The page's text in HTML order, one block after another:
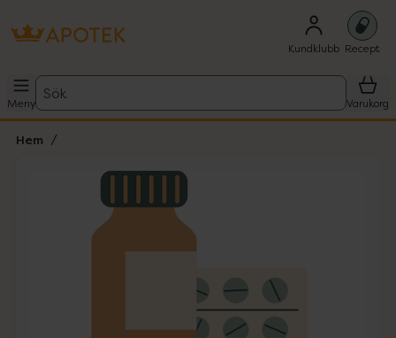
Kundklubb Recept
Meny
Sök
Varukorg
Hem
Lista: . Innehåller 1 objekt.